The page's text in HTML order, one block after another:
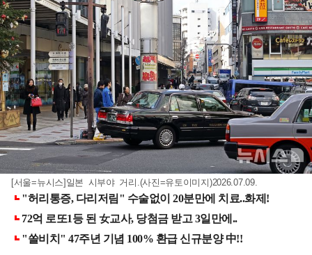
[서울=뉴시스]일본 시부야 거리.(사진=유토이미지)2026.07.09.